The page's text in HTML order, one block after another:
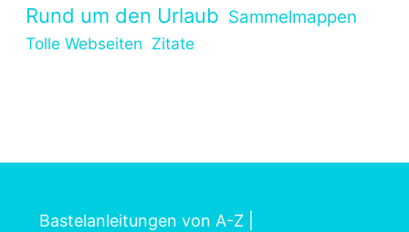
Rund um den Urlaub Sammelmappen
Tolle Webseiten Zitate
Bastelanleitungen von A-Z